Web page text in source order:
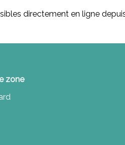
directement en ligne
zone